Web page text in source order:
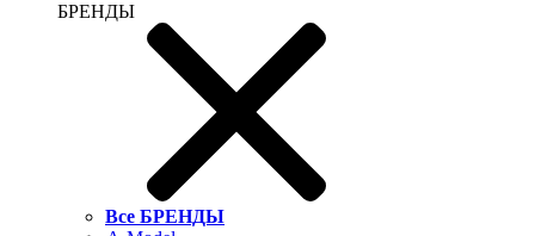
БРЕНДЫ
Все БРЕНДЫ